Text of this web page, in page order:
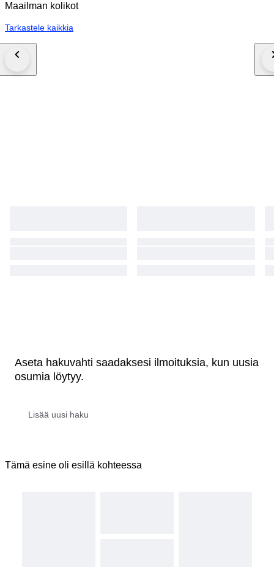
Maailman kolikot
Tarkastele kaikkia
Aseta hakuvahti saadaksesi ilmoituksia, kun uusia
osumia löytyy.
Tämä esine oli esillä kohteessa